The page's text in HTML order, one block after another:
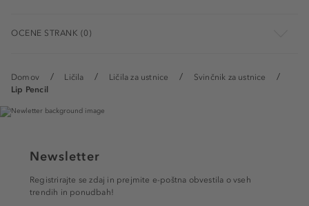
Domov Ličila Ličila za ustnice
Svinčnik za ustnice
Lip Pencil
OCENE STRANK (0)
Newsletter
Registrirajte se zdaj in prejmite e-poštna obvestila o vseh
trendih in ponudbah!